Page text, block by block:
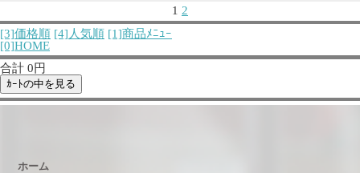
1 2
[3]価格順 [4]人気順 [1]商品ﾒﾆｭｰ
[0]HOME
合計 0円
ホーム